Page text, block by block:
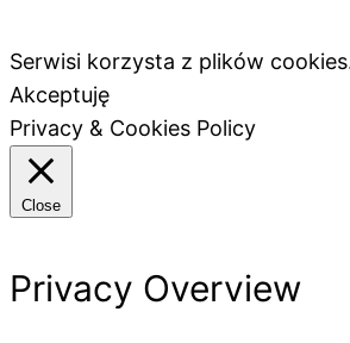
Serwisi korzysta z plików
Akceptuję
Privacy & Cookies Policy
Close
Privacy Overview